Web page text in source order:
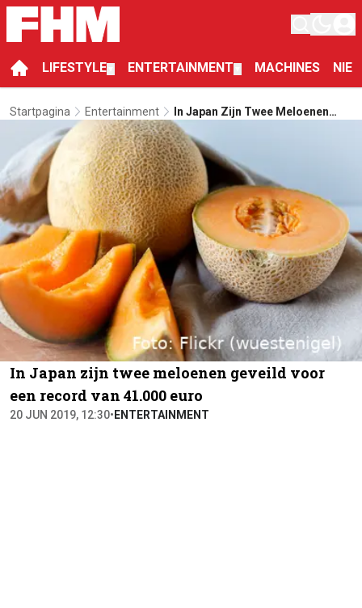
LIFESTYLE ENTERTAINMENT MACHINES
Startpagina Entertainment
In Japan Zijn Twee Meloenen
Geveild Voor Een Record Van
41.000 Euro
In Japan zijn twee meloenen geveild voor
een record van 41.000 euro
20 JUN 2019, 12:30• ENTERTAINMENT